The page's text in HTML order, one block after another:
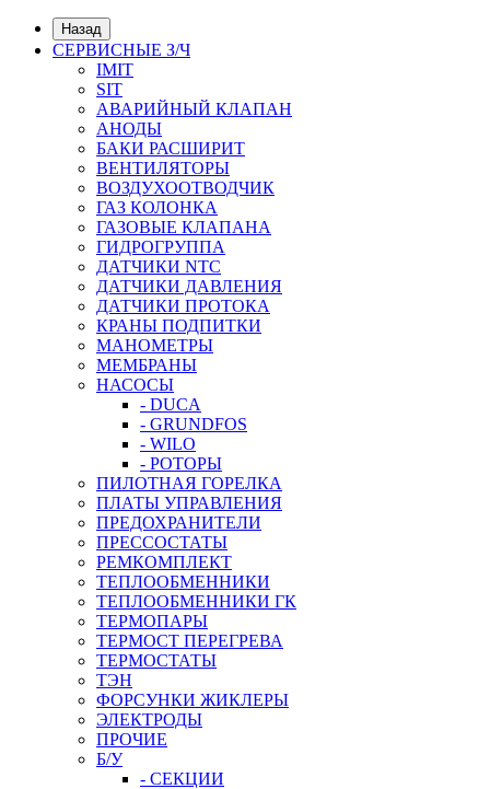
Назад
СЕРВИСНЫЕ З/Ч
IMIT
SIT
АВАРИЙНЫЙ КЛАПАН
АНОДЫ
БАКИ РАСШИРИТ
ВЕНТИЛЯТОРЫ
ВОЗДУХООТВОДЧИК
ГАЗ КОЛОНКА
ГАЗОВЫЕ КЛАПАНА
ГИДРОГРУППА
ДАТЧИКИ NTC
ДАТЧИКИ ДАВЛЕНИЯ
ДАТЧИКИ ПРОТОКА
КРАНЫ ПОДПИТКИ
МАНОМЕТРЫ
МЕМБРАНЫ
НАСОСЫ
- DUCA
- GRUNDFOS
- WILO
- РОТОРЫ
ПИЛОТНАЯ ГОРЕЛКА
ПЛАТЫ УПРАВЛЕНИЯ
ПРЕДОХРАНИТЕЛИ
ПРЕССОСТАТЫ
РЕМКОМПЛЕКТ
ТЕПЛООБМЕННИКИ
ТЕПЛООБМЕННИКИ ГК
ТЕРМОПАРЫ
ТЕРМОСТ ПЕРЕГРЕВА
ТЕРМОСТАТЫ
ТЭН
ФОРСУНКИ ЖИКЛЕРЫ
ЭЛЕКТРОДЫ
ПРОЧИЕ
Б/У
- СЕКЦИИ